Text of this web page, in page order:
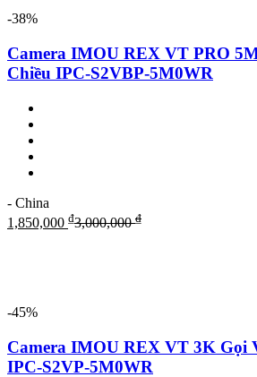
-38%
Camera IMOU REX VT PRO
Chiều IPC-S2VBP-5M0WR
- China
1,850,000 ₫3,000,000₫
-45%
Camera IMOU REX VT 3K Gọi
IPC-S2VP-5M0WR